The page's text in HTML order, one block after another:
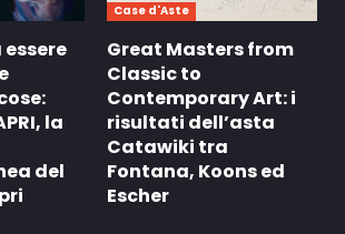
la
del
Case d'Aste
Great Masters from
Classic to
Contemporary Art: i
risultati dell’asta
Catawiki tra
Fontana, Koons ed
Escher